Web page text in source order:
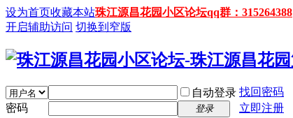
设为首页收藏本站珠江源昌花园小区论坛qq群：315264388
开启辅助访问 切换到窄版
自动登录 找回密码
密码
登录 立即注册